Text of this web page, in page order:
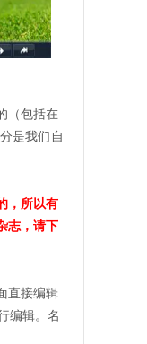
（包括在
是我们自
，所以有
志，请下
直接编辑
编辑。名